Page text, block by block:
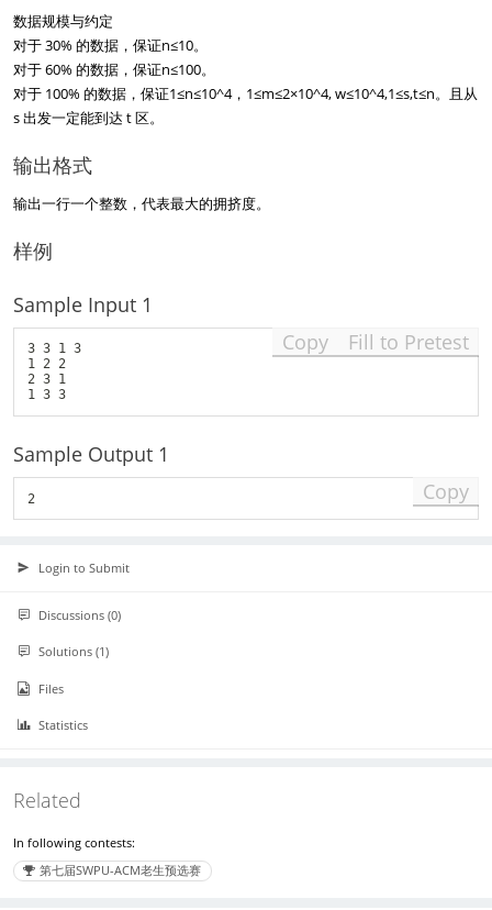
数据规模与约定
对于 30% 的数据，保证n≤10。
对于 60% 的数据，保证n≤100。
对于 100% 的数据，保证1≤n≤10^4，1≤m≤2×10^4, w≤10^4,1≤s,t≤n。且从
s 出发一定能到达 t 区。
输出格式
输出一行一个整数，代表最大的拥挤度。
样例
Sample Input 1
3 3 1 3
1 2 2
2 3 1
1 3 3
Copy Fill to Pretest
Sample Output 1
2 Copy
Login to Submit
Discussions (0)
Solutions (1)
Files
Statistics
Related
In following contests:
第七届SWPU-ACM老生预选赛